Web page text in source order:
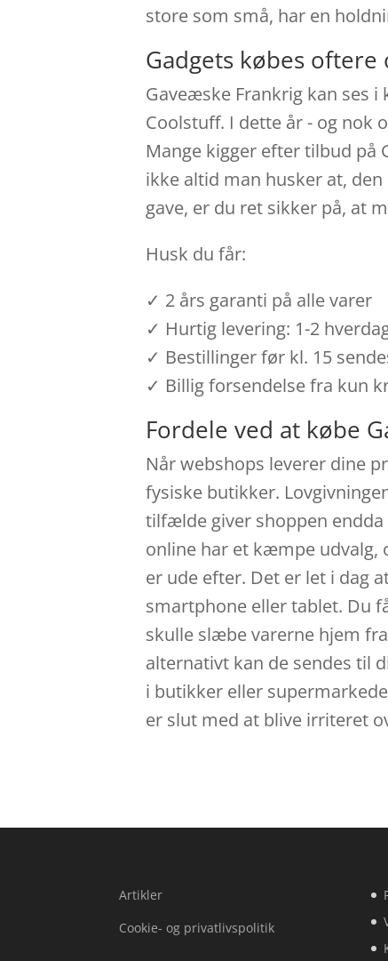
store som små, har en
Gadgets købes
Gaveæske Frankrig kan ses
Coolstuff. I dette år - og nok
Mange kigger efter tilbud på
ikke altid man husker at,
gave, er du ret sikker på, at
Husk du får:
✓ 2 års garanti på alle varer
✓ Hurtig levering: 1-2
✓ Bestillinger før kl. 15
✓ Billig forsendelse fra kun
Fordele ved at købe
Når webshops leverer dine
fysiske butikker.
tilfælde giver shoppen
online har et kæmpe udvalg,
er ude efter. Det er let i dag
smartphone eller tablet. Du
skulle slæbe varerne hjem
alternativt kan de sendes til
i butikker eller
er slut med at blive irriteret
Artikler
Cookie- og privatlivspolitik